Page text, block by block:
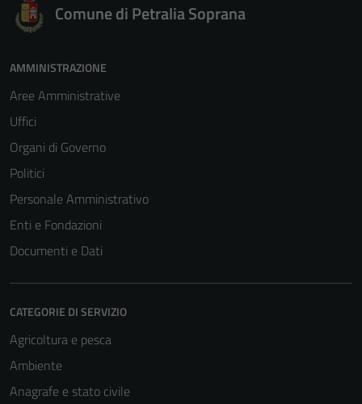
Comune di Petralia Soprana
AMMINISTRAZIONE
Aree Amministrative
Uffici
Organi di Governo
Politici
Personale Amministrativo
Enti e Fondazioni
Documenti e Dati
CATEGORIE DI SERVIZIO
Agricoltura e pesca
Ambiente
Anagrafe e stato civile